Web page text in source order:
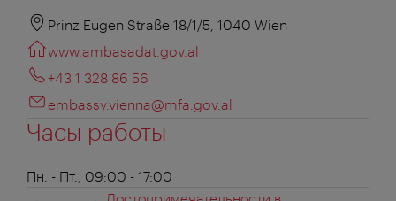
Prinz Eugen Straße 18/1/5, 1040 Wien
www.ambasadat.gov.al
+43 1 328 86 56
embassy.vienna@mfa.gov.al
Часы работы
Пн. - Пт., 09:00 - 17:00